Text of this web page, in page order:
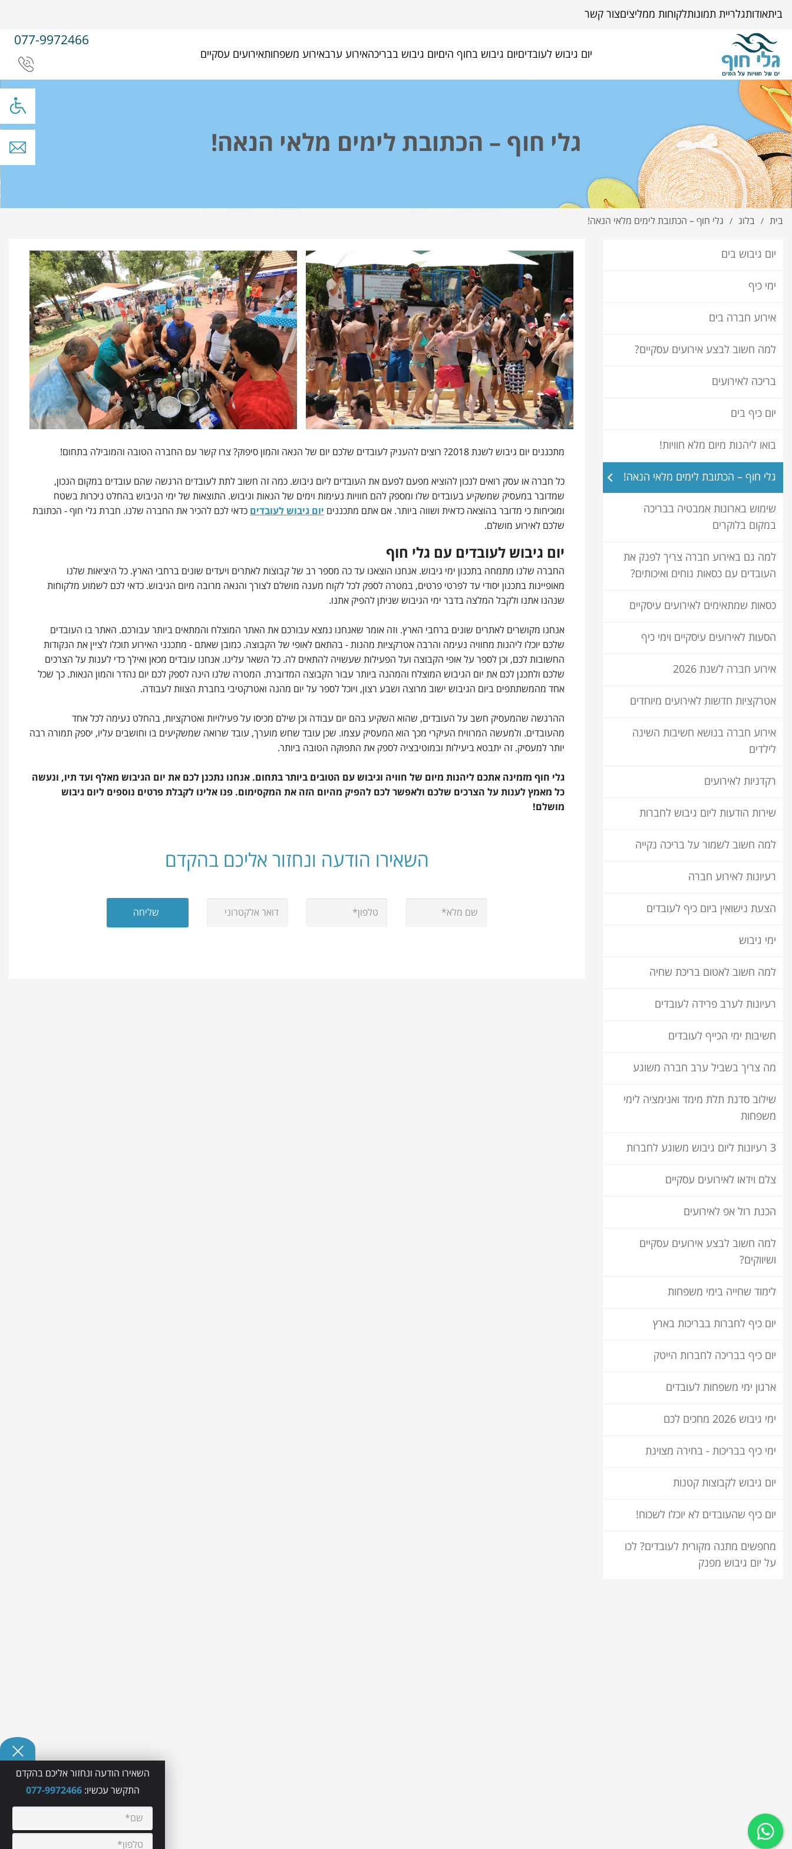
ביתאודותגלריית תמונותלקוחות ממליציםצור קשר
יום גיבוש לעובדיםיום גיבוש בחוף היםיום גיבוש בבריכהאירוע ערבאירוע משפחותאירועים עסקיים
077-9972466
השאירו הודעה ונחזור אליכם בהקדם
התקשר עכשיו: 077-9972466
גלי חוף – הכתובת לימים מלאי הנאה!
בית / בלוג / גלי חוף – הכתובת לימים מלאי הנאה!
יום גיבוש בים
ימי כיף
אירוע חברה בים
למה חשוב לבצע אירועים עסקיים?
בריכה לאירועים
יום כיף בים
בואו ליהנות מיום מלא חוויות!
גלי חוף – הכתובת לימים מלאי הנאה!
שימוש בארונות אמבטיה בבריכה
במקום בלוקרים
למה גם באירוע חברה צריך לפנק את
העובדים עם כסאות נוחים ואיכותים?
כסאות שמתאימים לאירועים עיסקיים
הסעות לאירועים עיסקיים וימי כיף
אירוע חברה לשנת 2026
אטרקציות חדשות לאירועים מיוחדים
אירוע חברה בנושא חשיבות השינה
לילדים
רקדניות לאירועים
שירות הודעות ליום גיבוש לחברות
למה חשוב לשמור על בריכה נקייה
רעיונות לאירוע חברה
הצעת נישואין ביום כיף לעובדים
ימי גיבוש
למה חשוב לאטום בריכת שחיה
רעיונות לערב פרידה לעובדים
חשיבות ימי הכייף לעובדים
מה צריך בשביל ערב חברה משוגע
שילוב סדנת תלת מימד ואנימציה לימי
משפחות
3 רעיונות ליום גיבוש משוגע לחברות
צלם וידאו לאירועים עסקיים
הכנת רול אפ לאירועים
למה חשוב לבצע אירועים עסקיים
ושיווקים?
לימוד שחייה בימי משפחות
יום כיף לחברות בבריכות בארץ
יום כיף בבריכה לחברות הייטק
ארגון ימי משפחות לעובדים
ימי גיבוש 2026 מחכים לכם
ימי כיף בבריכות - בחירה מצוינת
יום גיבוש לקבוצות קטנות
יום כיף שהעובדים לא יוכלו לשכוח!
מחפשים מתנה מקורית לעובדים? לכו
על יום גיבוש מפנק
מתכננים יום גיבוש לשנת 2018? רוצים להעניק לעובדים שלכם יום של הנאה והמון סיפוק? צרו קשר עם החברה הטובה והמובילה בתחום!
כל חברה או עסק רואים לנכון להוציא מפעם לפעם את העובדים ליום גיבוש. כמה זה חשוב לתת לעובדים הרגשה שהם עובדים במקום הנכון,
שמדובר במעסיק שמשקיע בעובדים שלו ומספק להם חוויות נעימות וימים של הנאות וגיבוש. התוצאות של ימי הגיבוש בהחלט ניכרות בשטח
ומוכיחות כי מדובר בהוצאה כדאית ושווה ביותר. אם אתם מתכננים יום גיבוש לעובדים כדאי לכם להכיר את החברה שלנו. חברת גלי חוף - הכתובת
שלכם לאירוע מושלם.
יום גיבוש לעובדים עם גלי חוף
החברה שלנו מתמחה בתכנון ימי גיבוש. אנחנו הוצאנו עד כה מספר רב של קבוצות לאתרים ויעדים שונים ברחבי הארץ. כל היציאות שלנו
מאופיינות בתכנון יסודי עד לפרטי פרטים, במטרה לספק לכל לקוח מענה מושלם לצורך והנאה מרובה מיום הגיבוש. כדאי לכם לשמוע מלקוחות
שנהנו אתנו ולקבל המלצה בדבר ימי הגיבוש שניתן להפיק אתנו.
אנחנו מקושרים לאתרים שונים ברחבי הארץ. וזה אומר שאנחנו נמצא עבורכם את האתר המוצלח והמתאים ביותר עבורכם. האתר בו העובדים
שלכם יוכלו ליהנות מחוויה נעימה והרבה אטרקציות מהנות - בהתאם לאופי של הקבוצה. כמובן שאתם - מתכנני האירוע תוכלו לציין את הנקודות
החשובות לכם, וכן לספר על אופי הקבוצה ועל הפעילות שעשויה להתאים לה. כל השאר עלינו. אנחנו עובדים מכאן ואילך כדי לענות על הצרכים
שלכם ולתכנן לכם את יום הגיבוש המוצלח והמהנה ביותר עבור הקבוצה המדוברת. המטרה שלנו הינה לספק לכם יום נהדר והמון הנאות. כך שכל
אחד מהמשתתפים ביום הגיבוש ישוב מרוצה ושבע רצון, ויוכל לספר על יום מהנה ואטרקטיבי בחברת הצוות לעבודה.
ההרגשה שהמעסיק חשב על העובדים, שהוא השקיע בהם יום עבודה וכן שילם מכיסו על פעילויות ואטרקציות, בהחלט נעימה לכל אחד
מהעובדים. ולמעשה המרוויח העיקרי מכך הוא המעסיק עצמו. שכן עובד שחש מוערך, עובד שרואה שמשקיעים בו וחושבים עליו, יספק תמורה רבה
יותר למעסיק. זה יתבטא ביעילות ובמוטיבציה לספק את התפוקה הטובה ביותר.
גלי חוף מזמינה אתכם ליהנות מיום של חוויה וגיבוש עם הטובים ביותר בתחום. אנחנו נתכנן לכם את יום הגיבוש מאלף ועד תיו, ונעשה
כל מאמץ לענות על הצרכים שלכם ולאפשר לכם להפיק מהיום הזה את המקסימום. פנו אלינו לקבלת פרטים נוספים ליום גיבוש
מושלם!
השאירו הודעה ונחזור אליכם בהקדם